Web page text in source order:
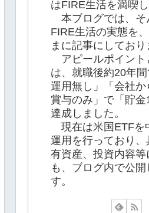
はFIRE生活を満喫し
本ブログでは、そ
FIRE生活の実態を
まに記事にしており
アピールポイント
は、就職後約20年
運用無し」「会社か
賞与のみ」で「貯金
達成しました。
現在は米国ETFを
運用を行っており、
有資産、投資内容等
も、ブログ内で公開
す。